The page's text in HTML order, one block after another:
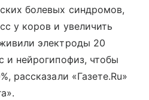
болевых синдромов,
у коров и увеличить
электроды 20
и нейрогипофиз, чтобы
рассказали «Газете.Ru»